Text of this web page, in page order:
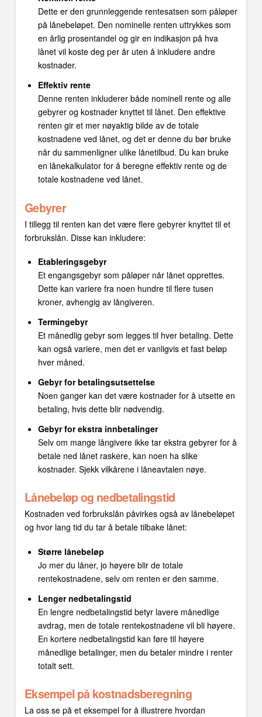
Dette er den grunnleggende rentesatsen som påløper
på lånebeløpet. Den nominelle renten uttrykkes som
en årlig prosentandel og gir en indikasjon på hva
lånet vil koste deg per år uten å inkludere andre
kostnader.
Effektiv rente
Denne renten inkluderer både nominell rente og alle
gebyrer og kostnader knyttet til lånet. Den effektive
renten gir et mer nøyaktig bilde av de totale
kostnadene ved lånet, og det er denne du bør bruke
når du sammenligner ulike lånetilbud. Du kan bruke
en lånekalkulator for å beregne effektiv rente og de
totale kostnadene ved lånet.
Gebyrer
I tillegg til renten kan det være flere gebyrer knyttet til et
forbrukslån. Disse kan inkludere:
Etableringsgebyr
Et engangsgebyr som påløper når lånet opprettes.
Dette kan variere fra noen hundre til flere tusen
kroner, avhengig av långiveren.
Termingebyr
Et månedlig gebyr som legges til hver betaling. Dette
kan også variere, men det er vanligvis et fast beløp
hver måned.
Gebyr for betalingsutsettelse
Noen ganger kan det være kostnader for å utsette en
betaling, hvis dette blir nødvendig.
Gebyr for ekstra innbetalinger
Selv om mange långivere ikke tar ekstra gebyrer for å
betale ned lånet raskere, kan noen ha slike
kostnader. Sjekk vilkårene i låneavtalen nøye.
Lånebeløp og nedbetalingstid
Kostnaden ved forbrukslån påvirkes også av lånebeløpet
og hvor lang tid du tar å betale tilbake lånet:
Større lånebeløp
Jo mer du låner, jo høyere blir de totale
rentekostnadene, selv om renten er den samme.
Lenger nedbetalingstid
En lengre nedbetalingstid betyr lavere månedlige
avdrag, men de totale rentekostnadene vil bli høyere.
En kortere nedbetalingstid kan føre til høyere
månedlige betalinger, men du betaler mindre i renter
totalt sett.
Eksempel på kostnadsberegning
La oss se på et eksempel for å illustrere hvordan